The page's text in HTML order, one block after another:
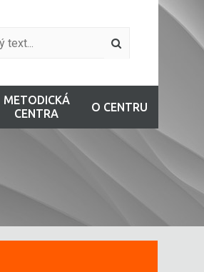
METODICKÁ
CENTRA
O CENTRU